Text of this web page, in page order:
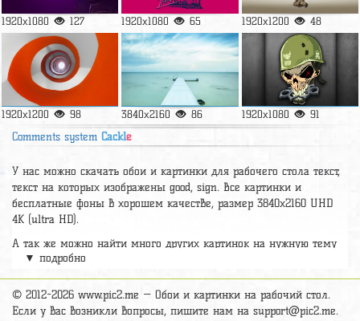
1920x1080 127 1920x1080 65 1920x1200 48
1920x1200 98 3840x2160 86 1920x1080 91
Comments system Cackle
У нас можно скачать обои и картинки для рабочего стола текст,
текст на которых изображены good, sign. Все картинки и
бесплатные фоны в хорошем качестве, размер 3840x2160 UHD
4К (ultra HD).
А так же можно найти много других картинок на нужную тему
разделобои Минимализм
большое количество красивых широкоформатных картинок, фото
и обоев хорошего hd качества бесплатно и на телефон.
▼ подробно
© 2012-2026 www.pic2.me — Обои и картинки на рабочий стол.
Если у вас возникли вопросы, пишите нам на support@pic2.me.